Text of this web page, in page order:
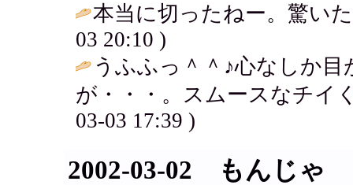
本当に切ったねー。驚い
03 20:10 )
うふふっ＾＾♪心なしか
が・・・。スムースなチイ
03-03 17:39 )
2002-03-02 もんじゃ